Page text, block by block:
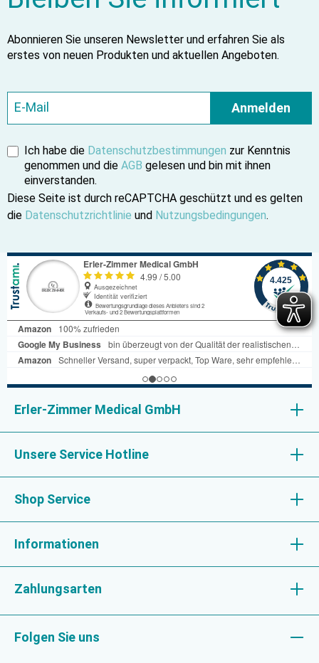
Abonnieren Sie unseren Newsletter und erfahren Sie als
erstes von neuen Produkten und aktuellen Angeboten.
Anmelden
Ich habe die Datenschutzbestimmungen zur Kenntnis
genommen und die AGB gelesen und bin mit ihnen
einverstanden.
Diese Seite ist durch reCAPTCHA geschützt und es gelten
die Datenschutzrichtlinie und Nutzungsbedingungen.
Erler-Zimmer Medical GmbH
Unsere Service Hotline
Shop Service
Informationen
Zahlungsarten
Folgen Sie uns